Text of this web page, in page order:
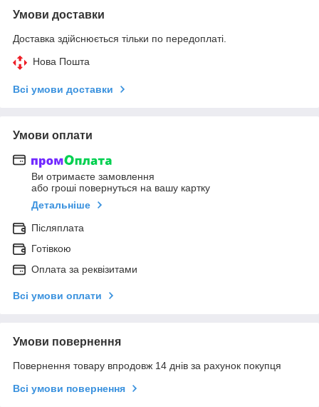
Умови доставки
Доставка здійснюється тільки по передоплаті.
Нова Пошта
Всі умови доставки
Умови оплати
Ви отримаєте замовлення
або гроші повернуться на вашу картку
Детальніше
Післяплата
Готівкою
Оплата за реквізитами
Всі умови оплати
Умови повернення
Повернення товару впродовж 14 днів за рахунок покупця
Всі умови повернення